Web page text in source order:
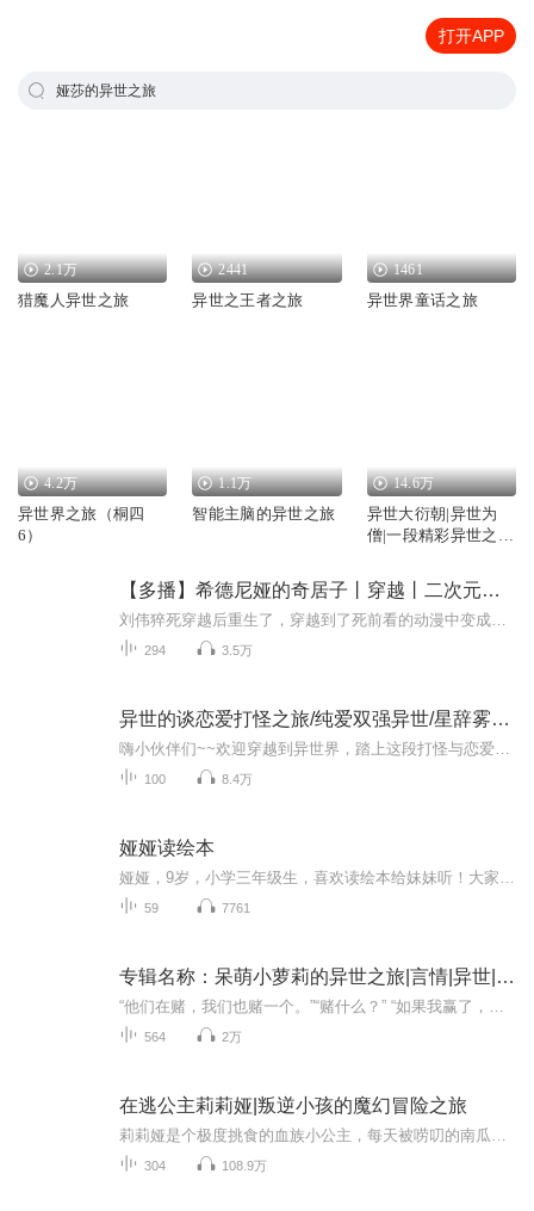
打开APP
娅莎的异世之旅
2.1万
猎魔人异世之旅
2441
异世之王者之旅
1461
异世界童话之旅
4.2万
异世界之旅（桐四
6）
1.1万
智能主脑的异世之旅
14.6万
异世大衍朝|异世为
僧|一段精彩异世之
【多播】希德尼娅的奇居子丨穿越丨二次元丨金手指丨一场异世界之旅
294 3.5万
异世的谈恋爱打怪之旅/纯爱双强异世/星辞雾封华王礼礼
100 8.4万
娅娅读绘本
59 7761
专辑名称：呆萌小萝莉的异世之旅|言情|异世|玄幻|多播
564 2万
在逃公主莉莉娅|叛逆小孩的魔幻冒险之旅
304 108.9万